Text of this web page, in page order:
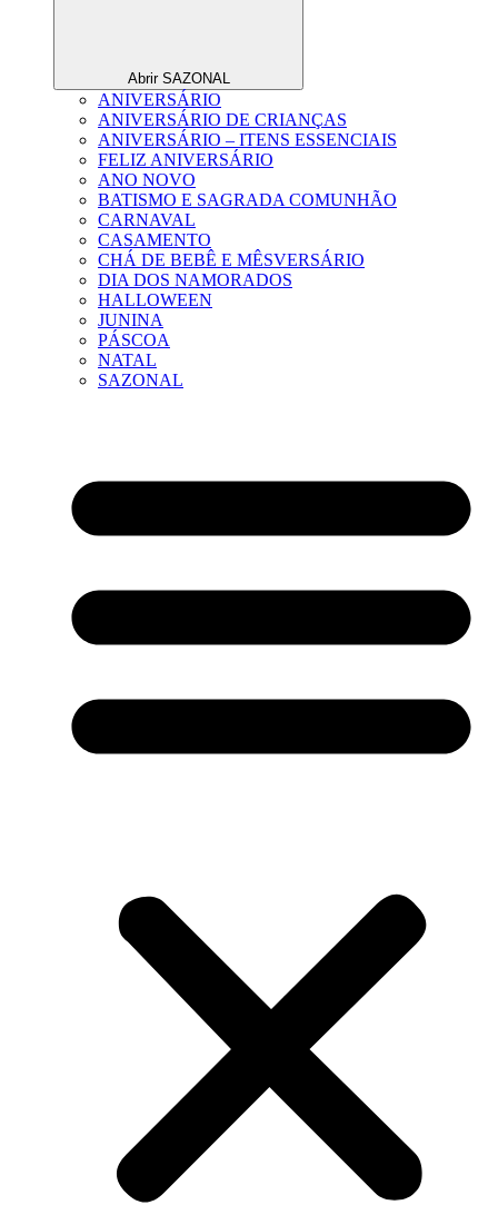
Abrir SAZONAL
ANIVERSÁRIO
ANIVERSÁRIO DE CRIANÇAS
ANIVERSÁRIO – ITENS ESSENCIAIS
FELIZ ANIVERSÁRIO
ANO NOVO
BATISMO E SAGRADA COMUNHÃO
CARNAVAL
CASAMENTO
CHÁ DE BEBÊ E MÊSVERSÁRIO
DIA DOS NAMORADOS
HALLOWEEN
JUNINA
PÁSCOA
NATAL
SAZONAL